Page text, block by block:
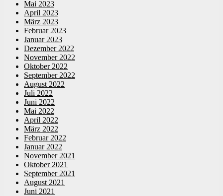
Mai 2023
April 2023
März 2023
Februar 2023
Januar 2023
Dezember 2022
November 2022
Oktober 2022
September 2022
August 2022
Juli 2022
Juni 2022
Mai 2022
April 2022
März 2022
Februar 2022
Januar 2022
November 2021
Oktober 2021
September 2021
August 2021
Juni 2021